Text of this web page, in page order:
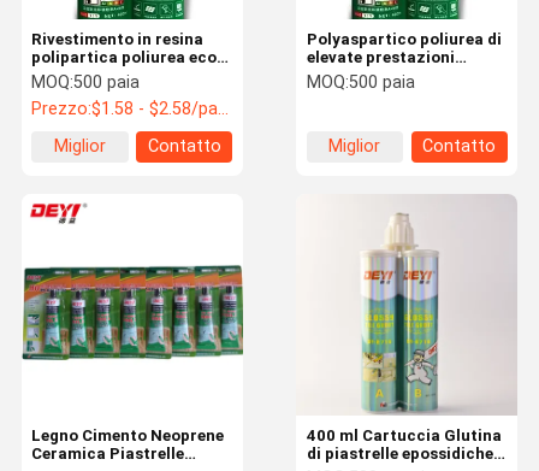
Su Di Noi
Polyaspartico poliurea di
elevate prestazioni
ecologico
MOQ:500 paia
Miglior
Contatto
Rivestimento in resina
polipartica poliurea eco-
compatibile per la
decorazione Durazione
12 mesi
MOQ:500 paia
Prezzo:$1.58 - $2.58/pairs
Miglior
Contatto
400 ml Cartuccia Glutina
di piastrelle epossidiche
Legno Cimento Neoprene
Ceramica Piastrelle